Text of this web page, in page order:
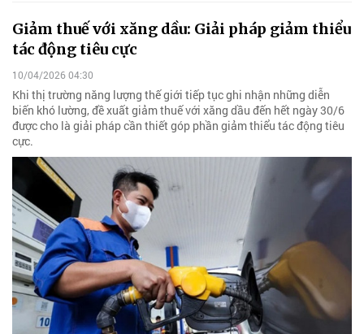
Giảm thuế với xăng dầu: Giải pháp giảm thiểu
tác động tiêu cực
10/04/2026 04:30
Khi thị trường năng lượng thế giới tiếp tục ghi nhận những diễn
biến khó lường, đề xuất giảm thuế với xăng dầu đến hết ngày 30/6
được cho là giải pháp cần thiết góp phần giảm thiểu tác động tiêu
cực.